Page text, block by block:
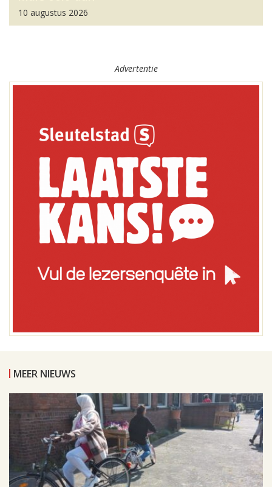
10 augustus 2026
Advertentie
MEER NIEUWS